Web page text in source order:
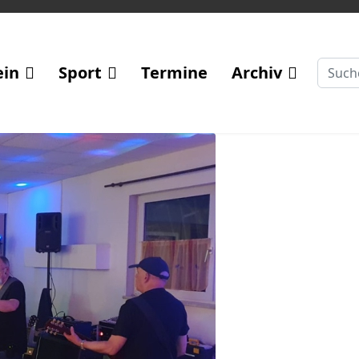
Sport Termine Archiv